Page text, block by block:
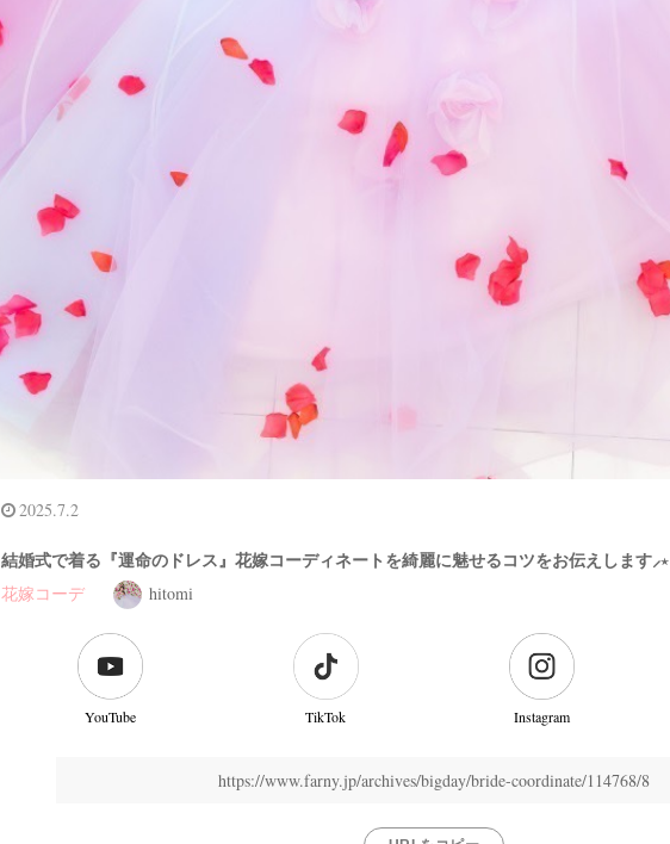
2025.7.2
結婚式で着る『運命のドレス』花嫁コーディネートを綺麗に魅せるコツをお伝えします⸝⋆
花嫁コーデ hitomi
YouTube TikTok Instagram
https://www.farny.jp/archives/bigday/bride-coordinate/114768/8